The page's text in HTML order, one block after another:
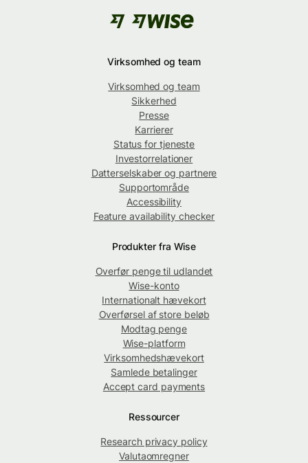
Virksomhed og team
Virksomhed og team
Sikkerhed
Presse
Karrierer
Status for tjeneste
Investorrelationer
Datterselskaber og partnere
Supportområde
Accessibility
Feature availability checker
Produkter fra Wise
Overfør penge til udlandet
Wise-konto
Internationalt hævekort
Overførsel af store beløb
Modtag penge
Wise-platform
Virksomhedshævekort
Samlede betalinger
Accept card payments
Ressourcer
Research privacy policy
Valutaomregner